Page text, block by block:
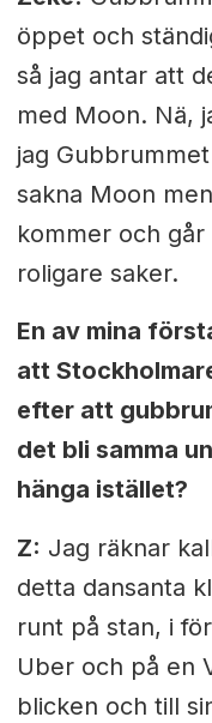
öppet och
så jag antar att
med Moon. Nä,
jag
sakna Moon
kommer och
roligare saker.
En av mina
att
efter att
det bli samma
hänga istället?
Z: Jag räknar
detta dansanta
runt på stan, i
Uber och på en
blicken och till